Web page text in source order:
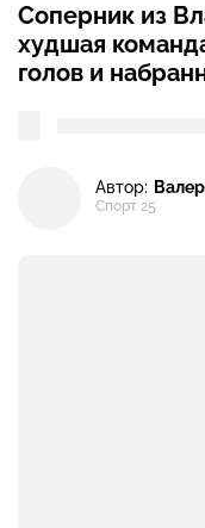
Соперник из
худшая
голов и
Автор:
Спорт 25